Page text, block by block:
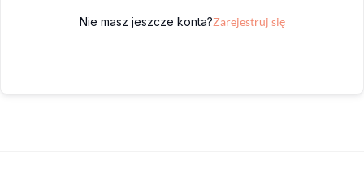
Nie masz jeszcze konta?Zarejestruj się